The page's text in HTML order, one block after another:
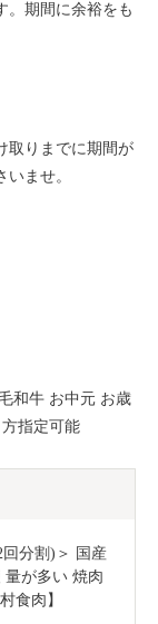
。期間に余裕をも
取りまでに期間が
ませ。
和牛 お中元 お歳
指定可能
回分割)＞ 国産
量が多い 焼肉
食肉】